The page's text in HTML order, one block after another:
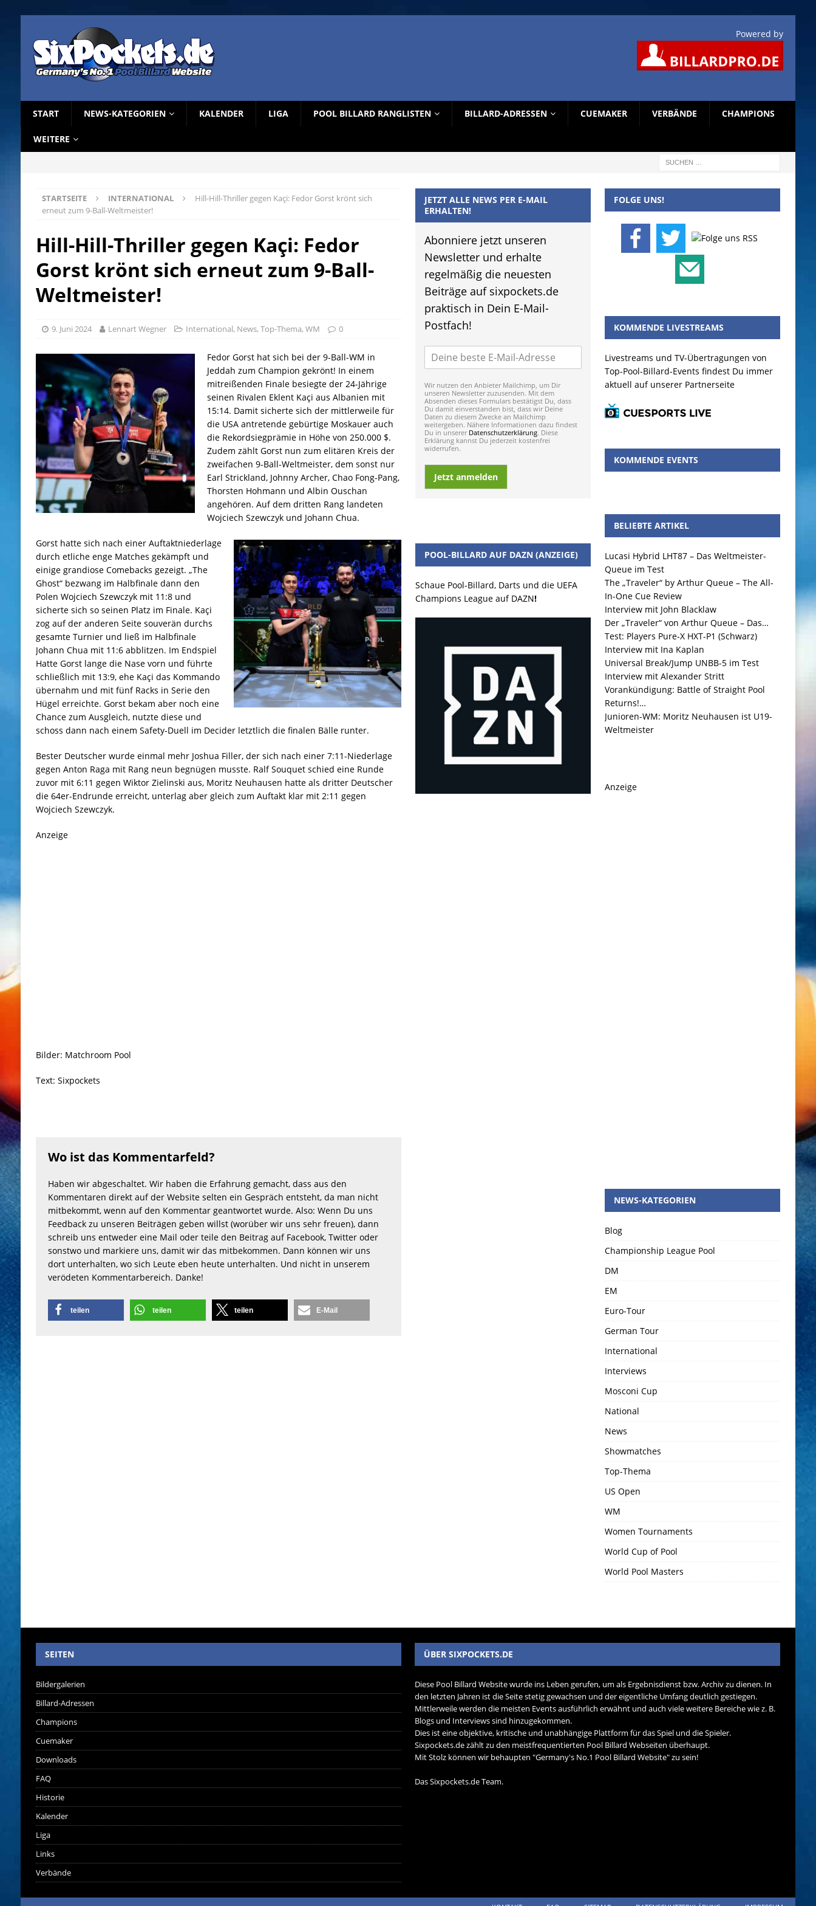
Powered by
START NEWS-KATEGORIEN KALENDER LIGA POOL BILLARD RANGLISTEN BILLARD-ADRESSEN CUEMAKER VERBÄNDE CHAMPIONS
WEITERE
STARTSEITE INTERNATIONAL
Hill-Hill-Thriller gegen Kaçi: Fedor Gorst krönt sich
erneut zum 9-Ball-Weltmeister!
Hill-Hill-Thriller gegen Kaçi: Fedor
Gorst krönt sich erneut zum 9-Ball-
Weltmeister!
9. Juni 2024 Lennart Wegner International, News, Top-Thema, WM 0
Fedor Gorst hat sich bei der 9-Ball-WM in
Jeddah zum Champion gekrönt! In einem
mitreißenden Finale besiegte der 24-Jährige
seinen Rivalen Eklent Kaçi aus Albanien mit
15:14. Damit sicherte sich der mittlerweile für
die USA antretende gebürtige Moskauer auch
die Rekordsiegprämie in Höhe von 250.000 $.
Zudem zählt Gorst nun zum elitären Kreis der
zweifachen 9-Ball-Weltmeister, dem sonst nur
Earl Strickland, Johnny Archer, Chao Fong-Pang,
Thorsten Hohmann und Albin Ouschan
angehören. Auf dem dritten Rang landeten
Wojciech Szewczyk und Johann Chua.
Gorst hatte sich nach einer Auftaktniederlage
durch etliche enge Matches gekämpft und
einige grandiose Comebacks gezeigt. „The
Ghost“ bezwang im Halbfinale dann den
Polen Wojciech Szewczyk mit 11:8 und
sicherte sich so seinen Platz im Finale. Kaçi
zog auf der anderen Seite souverän durchs
gesamte Turnier und ließ im Halbfinale
Johann Chua mit 11:6 abblitzen. Im Endspiel
Hatte Gorst lange die Nase vorn und führte
schließlich mit 13:9, ehe Kaçi das Kommando
übernahm und mit fünf Racks in Serie den
Hügel erreichte. Gorst bekam aber noch eine
Chance zum Ausgleich, nutzte diese und
schoss dann nach einem Safety-Duell im Decider letztlich die finalen Bälle runter.
Bester Deutscher wurde einmal mehr Joshua Filler, der sich nach einer 7:11-Niederlage
gegen Anton Raga mit Rang neun begnügen musste. Ralf Souquet schied eine Runde
zuvor mit 6:11 gegen Wiktor Zielinski aus, Moritz Neuhausen hatte als dritter Deutscher
die 64er-Endrunde erreicht, unterlag aber gleich zum Auftakt klar mit 2:11 gegen
Wojciech Szewczyk.
Anzeige
Bilder: Matchroom Pool
Text: Sixpockets
Wo ist das Kommentarfeld?
Haben wir abgeschaltet. Wir haben die Erfahrung gemacht, dass aus den
Kommentaren direkt auf der Website selten ein Gespräch entsteht, da man nicht
mitbekommt, wenn auf den Kommentar geantwortet wurde. Also: Wenn Du uns
Feedback zu unseren Beiträgen geben willst (worüber wir uns sehr freuen), dann
schreib uns entweder eine Mail oder teile den Beitrag auf Facebook, Twitter oder
sonstwo und markiere uns, damit wir das mitbekommen. Dann können wir uns
dort unterhalten, wo sich Leute eben heute unterhalten. Und nicht in unserem
verödeten Kommentarbereich. Danke!
teilen teilen teilen E-Mail
JETZT ALLE NEWS PER E-MAIL
ERHALTEN!
Abonniere jetzt unseren
Newsletter und erhalte
regelmäßig die neuesten
Beiträge auf sixpockets.de
praktisch in Dein E-Mail-
Postfach!
Wir nutzen den Anbieter Mailchimp, um Dir
unseren Newsletter zuzusenden. Mit dem
Absenden dieses Formulars bestätigst Du, dass
Du damit einverstanden bist, dass wir Deine
Daten zu diesem Zwecke an Mailchimp
weitergeben. Nähere Informationen dazu findest
Du in unserer Datenschutzerklärung. Diese
Erklärung kannst Du jederzeit kostenfrei
widerrufen.
Jetzt anmelden
POOL-BILLARD AUF DAZN (ANZEIGE)
Schaue Pool-Billard, Darts und die UEFA
Champions League auf DAZN!
FOLGE UNS!
KOMMENDE LIVESTREAMS
Livestreams und TV-Übertragungen von
Top-Pool-Billard-Events findest Du immer
aktuell auf unserer Partnerseite
KOMMENDE EVENTS
BELIEBTE ARTIKEL
Lucasi Hybrid LHT87 – Das Weltmeister-
Queue im Test
The „Traveler“ by Arthur Queue – The All-
In-One Cue Review
Interview mit John Blacklaw
Der „Traveler“ von Arthur Queue – Das…
Test: Players Pure-X HXT-P1 (Schwarz)
Interview mit Ina Kaplan
Universal Break/Jump UNBB-5 im Test
Interview mit Alexander Stritt
Vorankündigung: Battle of Straight Pool
Returns!…
Junioren-WM: Moritz Neuhausen ist U19-
Weltmeister
Anzeige
NEWS-KATEGORIEN
Blog
Championship League Pool
DM
EM
Euro-Tour
German Tour
International
Interviews
Mosconi Cup
National
News
Showmatches
Top-Thema
US Open
WM
Women Tournaments
World Cup of Pool
World Pool Masters
SEITEN
Bildergalerien
Billard-Adressen
Champions
Cuemaker
Downloads
FAQ
Historie
Kalender
Liga
Links
Verbände
ÜBER SIXPOCKETS.DE
Diese Pool Billard Website wurde ins Leben gerufen, um als Ergebnisdienst bzw. Archiv zu dienen. In
den letzten Jahren ist die Seite stetig gewachsen und der eigentliche Umfang deutlich gestiegen.
Mittlerweile werden die meisten Events ausführlich erwähnt und auch viele weitere Bereiche wie z. B.
Blogs und Interviews sind hinzugekommen.
Dies ist eine objektive, kritische und unabhängige Plattform für das Spiel und die Spieler.
Sixpockets.de zählt zu den meistfrequentierten Pool Billard Webseiten überhaupt.
Mit Stolz können wir behaupten "Germany's No.1 Pool Billard Website" zu sein!
Das Sixpockets.de Team.